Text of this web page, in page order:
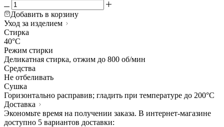
Добавить в корзину
Уход за изделием
Стирка
40°C
Режим стирки
Деликатная стирка, отжим до 800 об/мин
Средства
Не отбеливать
Сушка
Горизонтально расправив; гладить при температуре до 200°C
Доставка
Экономьте время на получении заказа. В интернет-магазине
доступно 5 вариантов доставки: